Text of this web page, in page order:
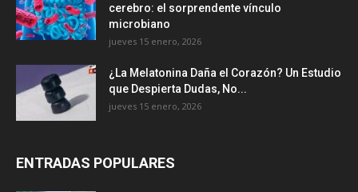
cerebro: el sorprendente vínculo
microbiano
jueves 15 enero, 2026
¿La Melatonina Daña el Corazón? Un Estudio
que Despierta Dudas, No...
jueves 15 enero, 2026
ENTRADAS POPULARES